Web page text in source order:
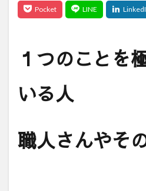
１つのことを
いる人
職人さんやそ